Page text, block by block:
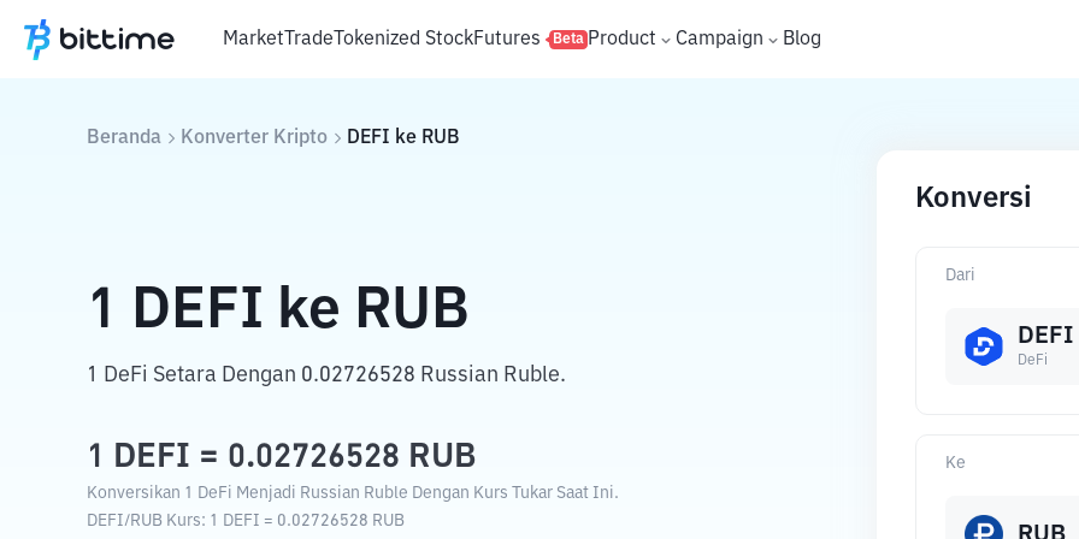
MarketTradeTokenized StockFutures Beta Product Campaign Blog
Beranda Konverter Kripto DEFI ke RUB
1 DEFI ke RUB
1 DeFi Setara Dengan 0.02726528 Russian Ruble.
1 DEFI = 0.02726528 RUB
Konversikan 1 DeFi Menjadi Russian Ruble Dengan Kurs Tukar Saat Ini.
DEFI/RUB Kurs: 1 DEFI = 0.02726528 RUB
Konversi
Dari
DEFI
DeFi
Ke
RUB